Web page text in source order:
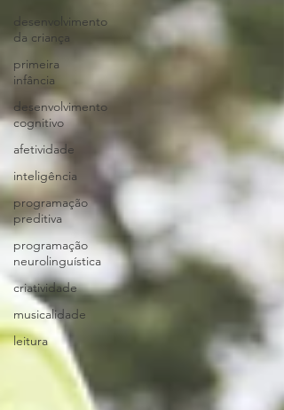
desenvolvimento
da criança
primeira
infância
desenvolvimento
cognitivo
afetividade
inteligência
programação
preditiva
programação
neurolinguística
criatividade
musicalidade
leitura